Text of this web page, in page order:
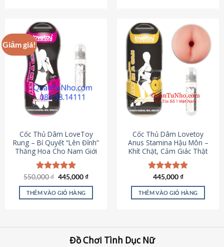
Giảm giá!
Cốc Thủ Dâm LoveToy
Rung – Bí Quyết “Lên Đỉnh”
Thăng Hoa Cho Nam Giới
Được xếp
hạng5.00
5 sao
550,000₫ Giá
là:
550,000 ₫.
445,000₫Giá
tại
THÊM VÀO GIỎ HÀNG
Cốc Thủ Dâm Lovetoy
Anus Stamina Hậu Môn –
Khít Chặt, Cảm Giác Thật
Được xếp
hạng4.84
5 sao
445,000₫
THÊM VÀO GIỎ HÀNG
Đồ Chơi Tình Dục Nữ